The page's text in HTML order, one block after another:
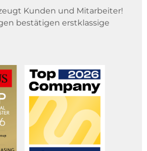
Kunden und Mitarbeiter!
bestätigen erstklassige